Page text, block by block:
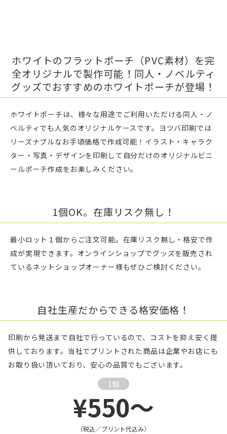
ホワイトのフラットポーチ（PVC素材）を完
全オリジナルで製作可能！同人・ノベルティ
グッズでおすすめのホワイトポーチが登場！
ホワイトポーチは、様々な用途でご利用いただける同人・ノ
ベルティでも人気のオリジナルケースです。ヨツバ印刷では
リーズナブルなお手頃価格で作成可能！イラスト・キャラク
ター・写真・デザインを印刷して自分だけのオリジナルビニ
ールポーチ作成をお楽しみください。
1個OK。在庫リスク無し！
最小ロット１個からご注文可能。在庫リスク無し・格安で作
成が実現できます。オンラインショップでグッズを販売され
ているネットショップオーナー様もぜひご検討ください。
自社生産だからできる格安価格！
印刷から発送まで自社で行っているので、コストを抑え安く提
供しております。当社でプリントされた商品は企業やお店にも
お取り扱い頂いており、安心の品質でもございます。
1個
¥550～
（税込／プリント代込み）